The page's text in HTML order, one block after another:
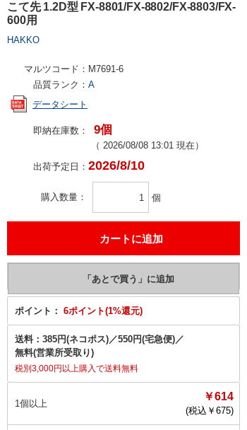
こて先 1.2D型 FX-8801/FX-8802/FX-8803/FX-
600用
HAKKO
マルツコード： M7691-6
品質ランク： A
データシート
即納在庫数： 9個
（ 2026/08/08 13:01 現在）
出荷予定日： 2026/8/10
購入数量 個
ポイント： 6ポイント(1%還元)
送料： 385円(ネコポス)／550円(宅急便)／
無料(営業所受取り)
税別3,000円以上購入で送料無料
1個以上
￥614
(税込￥ 675)